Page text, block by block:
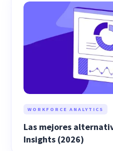
WORKFORCE ANALYTICS
Las mejores
Insights (2026)